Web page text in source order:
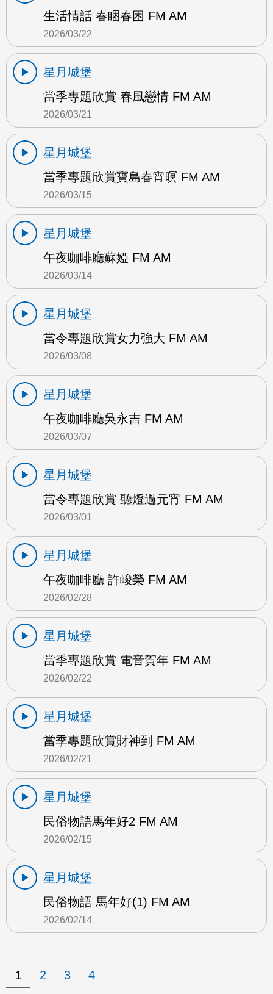
生活情話 春睏春困 FM AM
2026/03/22
星月城堡
當季專題欣賞 春風戀情 FM AM
2026/03/21
星月城堡
當季專題欣賞寶島春宵暝 FM AM
2026/03/15
星月城堡
午夜咖啡廳蘇婭 FM AM
2026/03/14
星月城堡
當令專題欣賞女力強大 FM AM
2026/03/08
星月城堡
午夜咖啡廳吳永吉 FM AM
2026/03/07
星月城堡
當令專題欣賞 聽燈過元宵 FM AM
2026/03/01
星月城堡
午夜咖啡廳 許峻榮 FM AM
2026/02/28
星月城堡
當季專題欣賞 電音賀年 FM AM
2026/02/22
星月城堡
當季專題欣賞財神到 FM AM
2026/02/21
星月城堡
民俗物語馬年好2 FM AM
2026/02/15
星月城堡
民俗物語 馬年好(1) FM AM
2026/02/14
1 2 3 4